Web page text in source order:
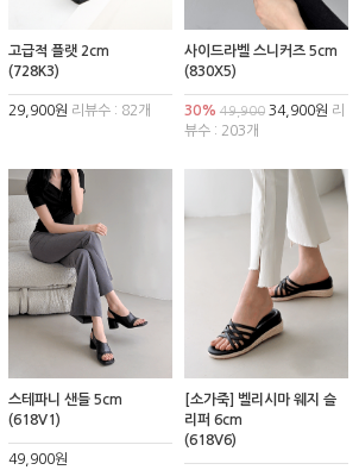
고급적 플랫 2cm
(728K3)
29,900원 리뷰수 : 82개
사이드라벨 스니커즈 5cm
(830X5)
30% 49,90034,900원 리
뷰수 : 203개
스테파니 샌들 5cm
(618V1)
49,900원
[소가죽] 벨리시마 웨지 슬
리퍼 6cm
(618V6)